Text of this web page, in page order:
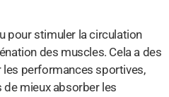
pour stimuler la circulation
des muscles. Cela a des
performances sportives,
mieux absorber les